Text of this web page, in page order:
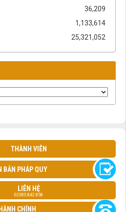
36,209
1,133,614
25,321,052
THÀNH VIÊN
BẢN PHÁP QUY
LIÊN HỆ
02383.842.858
CHÍNH